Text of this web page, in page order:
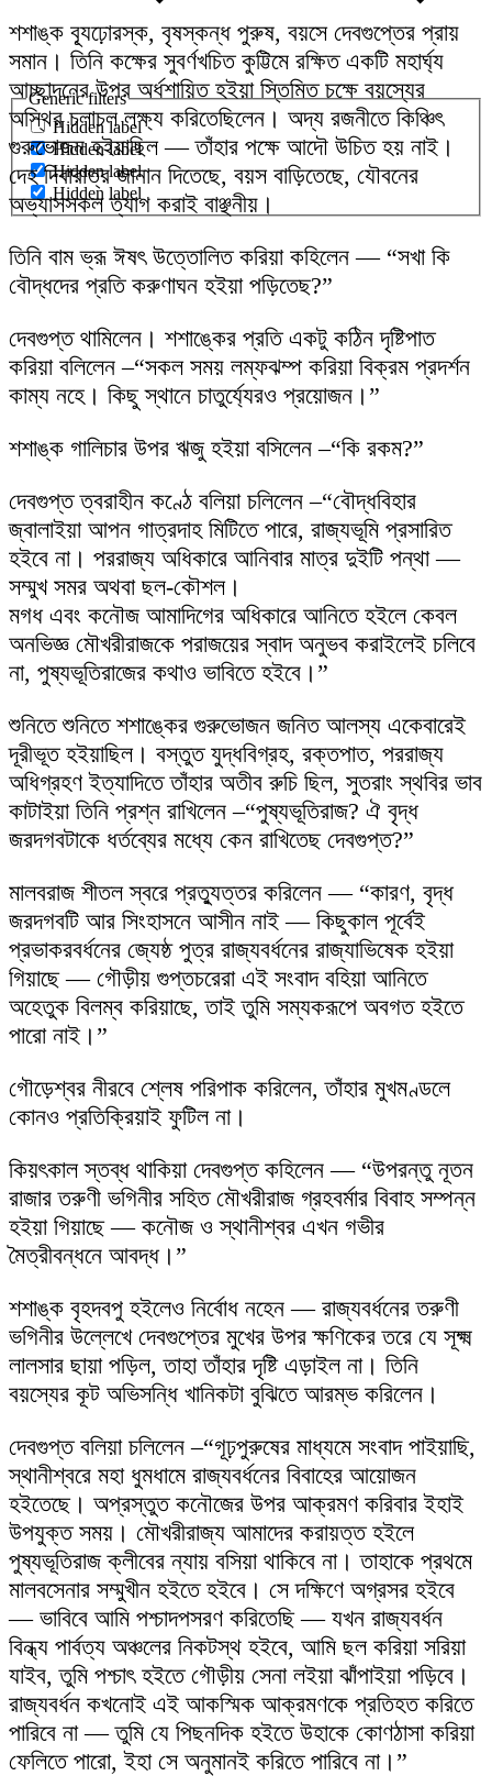
Generic filters
Hidden label
Hidden label
Hidden label
Hidden label
শশাঙ্ক ব্যূঢ়োরস্ক, বৃষস্কন্ধ পুরুষ, বয়সে দেবগুপ্তের প্রায়
সমান। তিনি কক্ষের সুবর্ণখচিত কুট্টিমে রক্ষিত একটি মহার্ঘ্য
আচ্ছাদনের উপর অর্ধশায়িত হইয়া স্তিমিত চক্ষে বয়স্যের
অস্থির চলাচল লক্ষ্য করিতেছিলেন। অদ্য রজনীতে কিঞ্চিৎ
গুরুভোজন হইয়াছিল — তাঁহার পক্ষে আদৌ উচিত হয় নাই।
দেহ দিবারাত্র জানান দিতেছে, বয়স বাড়িতেছে, যৌবনের
অভ্যাসসকল ত্যাগ করাই বাঞ্ছনীয়।
তিনি বাম ভ্রূ ঈষৎ উত্তোলিত করিয়া কহিলেন — “সখা কি
বৌদ্ধদের প্রতি করুণাঘন হইয়া পড়িতেছ?”
দেবগুপ্ত থামিলেন। শশাঙ্কের প্রতি একটু কঠিন দৃষ্টিপাত
করিয়া বলিলেন –“সকল সময় লম্ফঝম্প করিয়া বিক্রম প্রদর্শন
কাম্য নহে। কিছু স্থানে চাতুর্য্যেরও প্রয়োজন।”
শশাঙ্ক গালিচার উপর ঋজু হইয়া বসিলেন –“কি রকম?”
দেবগুপ্ত ত্বরাহীন কণ্ঠে বলিয়া চলিলেন –“বৌদ্ধবিহার
জ্বালাইয়া আপন গাত্রদাহ মিটিতে পারে, রাজ্যভূমি প্রসারিত
হইবে না। পররাজ্য অধিকারে আনিবার মাত্র দুইটি পন্থা —
সম্মুখ সমর অথবা ছল-কৌশল।
মগধ এবং কনৌজ আমাদিগের অধিকারে আনিতে হইলে কেবল
অনভিজ্ঞ মৌখরীরাজকে পরাজয়ের স্বাদ অনুভব করাইলেই চলিবে
না, পুষ্যভূতিরাজের কথাও ভাবিতে হইবে।”
শুনিতে শুনিতে শশাঙ্কের গুরুভোজন জনিত আলস্য একেবারেই
দূরীভূত হইয়াছিল। বস্তুত যুদ্ধবিগ্রহ, রক্তপাত, পররাজ্য
অধিগ্রহণ ইত্যাদিতে তাঁহার অতীব রুচি ছিল, সুতরাং স্থবির ভাব
কাটাইয়া তিনি প্রশ্ন রাখিলেন –“পুষ্যভূতিরাজ? ঐ বৃদ্ধ
জরদগবটাকে ধর্তব্যের মধ্যে কেন রাখিতেছ দেবগুপ্ত?”
মালবরাজ শীতল স্বরে প্রত্যুত্তর করিলেন — “কারণ, বৃদ্ধ
জরদগবটি আর সিংহাসনে আসীন নাই — কিছুকাল পূর্বেই
প্রভাকরবর্ধনের জ্যেষ্ঠ পুত্র রাজ্যবর্ধনের রাজ্যাভিষেক হইয়া
গিয়াছে — গৌড়ীয় গুপ্তচরেরা এই সংবাদ বহিয়া আনিতে
অহেতুক বিলম্ব করিয়াছে, তাই তুমি সম্যকরূপে অবগত হইতে
পারো নাই।”
গৌড়েশ্বর নীরবে শ্লেষ পরিপাক করিলেন, তাঁহার মুখমণ্ডলে
কোনও প্রতিক্রিয়াই ফুটিল না।
কিয়ৎকাল স্তব্ধ থাকিয়া দেবগুপ্ত কহিলেন — “উপরন্তু নূতন
রাজার তরুণী ভগিনীর সহিত মৌখরীরাজ গ্রহবর্মার বিবাহ সম্পন্ন
হইয়া গিয়াছে — কনৌজ ও স্থানীশ্বর এখন গভীর
মৈত্রীবন্ধনে আবদ্ধ।”
শশাঙ্ক বৃহদবপু হইলেও নির্বোধ নহেন — রাজ্যবর্ধনের তরুণী
ভগিনীর উল্লেখে দেবগুপ্তের মুখের উপর ক্ষণিকের তরে যে সূক্ষ্ম
লালসার ছায়া পড়িল, তাহা তাঁহার দৃষ্টি এড়াইল না। তিনি
বয়স্যের কূট অভিসন্ধি খানিকটা বুঝিতে আরম্ভ করিলেন।
দেবগুপ্ত বলিয়া চলিলেন –“গূঢ়পুরুষের মাধ্যমে সংবাদ পাইয়াছি,
স্থানীশ্বরে মহা ধুমধামে রাজ্যবর্ধনের বিবাহের আয়োজন
হইতেছে। অপ্রস্তুত কনৌজের উপর আক্রমণ করিবার ইহাই
উপযুক্ত সময়। মৌখরীরাজ্য আমাদের করায়ত্ত হইলে
পুষ্যভূতিরাজ ক্লীবের ন্যায় বসিয়া থাকিবে না। তাহাকে প্রথমে
মালবসেনার সম্মুখীন হইতে হইবে। সে দক্ষিণে অগ্রসর হইবে
— ভাবিবে আমি পশ্চাদপসরণ করিতেছি — যখন রাজ্যবর্ধন
বিন্ধ্য পার্বত্য অঞ্চলের নিকটস্থ হইবে, আমি ছল করিয়া সরিয়া
যাইব, তুমি পশ্চাৎ হইতে গৌড়ীয় সেনা লইয়া ঝাঁপাইয়া পড়িবে।
রাজ্যবর্ধন কখনোই এই আকস্মিক আক্রমণকে প্রতিহত করিতে
পারিবে না — তুমি যে পিছনদিক হইতে উহাকে কোণঠাসা করিয়া
ফেলিতে পারো, ইহা সে অনুমানই করিতে পারিবে না।”